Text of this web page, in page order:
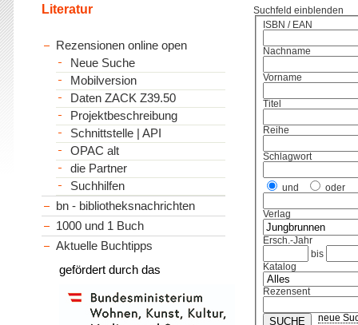
Suchfeld einblenden
ISBN / EAN
Nachname
Vorname
Titel
Reihe
Schlagwort
und oder
Verlag
Ersch.-Jahr
bis
Katalog
Rezensent
neue
Literatur
Rezensionen online open
Neue Suche
Mobilversion
Daten ZACK Z39.50
Projektbeschreibung
Schnittstelle | API
OPAC alt
die Partner
Suchhilfen
bn - bibliotheksnachrichten
1000 und 1 Buch
Aktuelle Buchtipps
gefördert durch das